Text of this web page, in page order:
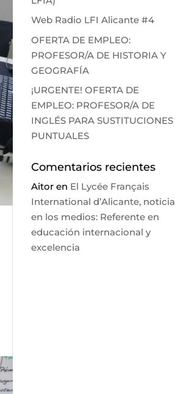
Web Radio LFI Alicante #4
OFERTA DE EMPLEO:
PROFESOR/A DE HISTORIA Y
GEOGRAFÍA
¡URGENTE! OFERTA DE
EMPLEO: PROFESOR/A DE
INGLÉS PARA SUSTITUCIONES
PUNTUALES
Comentarios recientes
Aitoren El Lycée Français
International d’Alicante, noticia
en los medios: Referente en
educación internacional y
excelencia